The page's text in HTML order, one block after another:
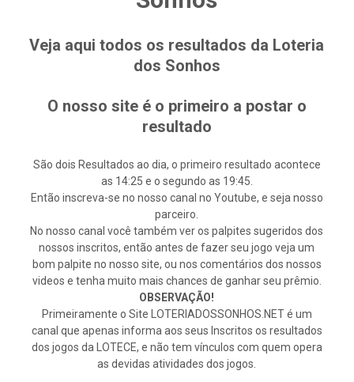
Veja aqui todos os resultados da Loteria
dos Sonhos
O nosso site é o primeiro a postar o
resultado
São dois Resultados ao dia, o primeiro resultado acontece
as 14:25 e o segundo as 19:45.
Então inscreva-se no nosso canal no Youtube, e seja nosso
parceiro.
No nosso canal você também ver os palpites sugeridos dos
nossos inscritos, então antes de fazer seu jogo veja um
bom palpite no nosso site, ou nos comentários dos nossos
videos e tenha muito mais chances de ganhar seu prêmio.
OBSERVAÇÃO!
Primeiramente o Site LOTERIADOSSONHOS.NET é um
canal que apenas informa aos seus Inscritos os resultados
dos jogos da LOTECE, e não tem vínculos com quem opera
as devidas atividades dos jogos.